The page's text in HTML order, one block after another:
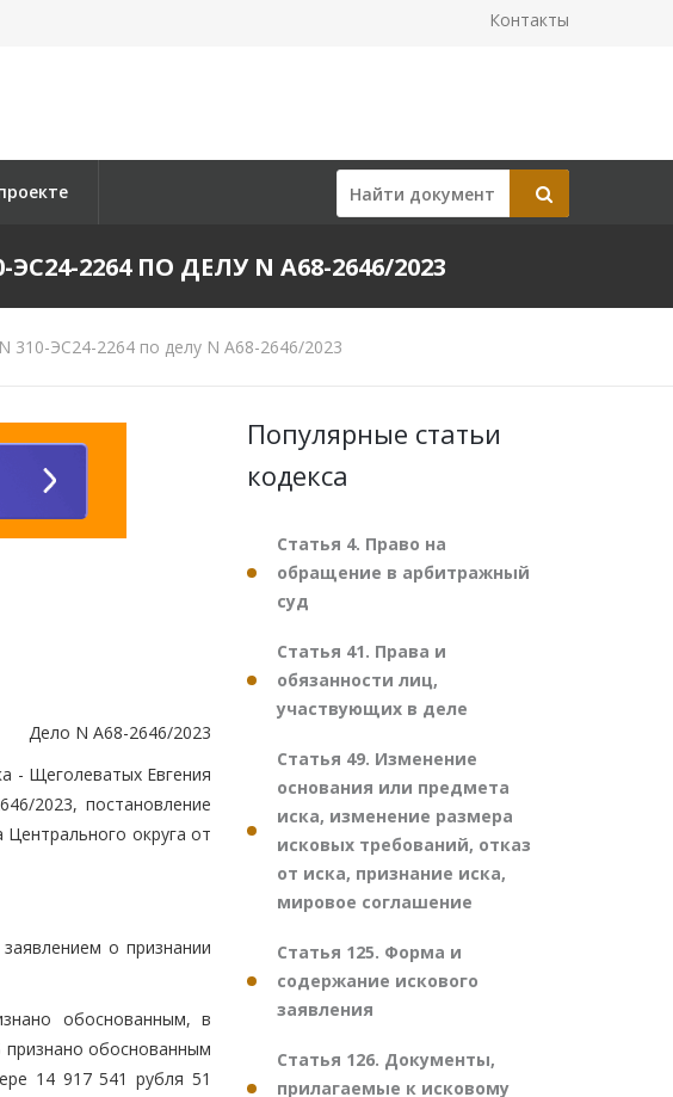
Контакты
2264 ПО ДЕЛУ N А68-2646/2023
ЭС24-2264 по делу N А68-2646/2023
Дело N А68-2646/2023
- Щеголеватых Евгения
2023, постановление
округа от
о признании
обоснованным, в
обоснованным
14 917 541 рубля 51
Популярные статьи
кодекса
Статья 4. Право на
обращение в арбитражный
суд
Статья 41. Права и
обязанности лиц,
участвующих в деле
Статья 49. Изменение
основания или предмета
иска, изменение размера
исковых требований, отказ
от иска, признание иска,
мировое соглашение
Статья 125. Форма и
содержание искового
заявления
Статья 126. Документы,
прилагаемые к исковому